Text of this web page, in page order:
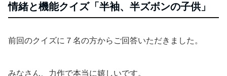
情緒と機能クイズ「半袖、半ズボンの子供」
前回のクイズに７名の方からご回答いただきました。
みなさん、力作で本当に嬉しいです。